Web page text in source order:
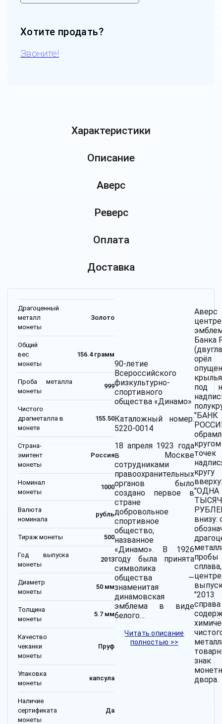
Хотите продать?
Звоните!
Характеристики
Описание
Аверс
Реверс
Оплата
Доставка
Драгоценный
металл
монеты
Золото
Общий
вес
монеты
156.4 грамм
Проба металла
монеты
999
Чистого
драгметалла в
монете
155.50
Страна-
эмитент
монеты
Россия
Номинал
монеты
1000
Валюта
номинала
рубль
Тираж монеты 500
Год выпуска
монеты
2013
Диаметр
монеты
50 мм
Толщина
монеты
5.7 мм
Качество
чеканки
монеты
Пруф
Упаковка
монеты
капсула
Наличие
сертификата
монеты
Да
90-летие
Всероссийского
физкультурно-
спортивного
общества «Динамо»
Каталожный номер:
5220-0014
18 апреля 1923 года
в Москве
сотрудниками
правоохранительных
органов было
создано первое в
стране
добровольное
спортивное
общество,
названное
«Динамо». В 1926
году была принята
символика
общества —
знаменитая
динамовская
эмблема в виде
белого…
Читать описание
полностью >>
Банка
под
"БАНК
вверху:
"ОДНА
внизу:
пробы
знак
двора.